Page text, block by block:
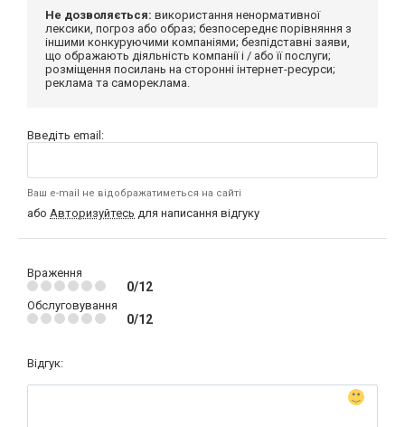
Не дозволяється: використання ненормативної
лексики, погроз або образ; безпосереднє порівняння з
іншими конкуруючими компаніями; безпідставні заяви,
що ображають діяльність компанії і / або її послуги;
розміщення посилань на сторонні інтернет-ресурси;
реклама та самореклама.
Введіть email:
Ваш e-mail не відображатиметься на сайті
або Авторизуйтесь для написання відгуку
Враження
0/12
Обслуговування
0/12
Відгук: